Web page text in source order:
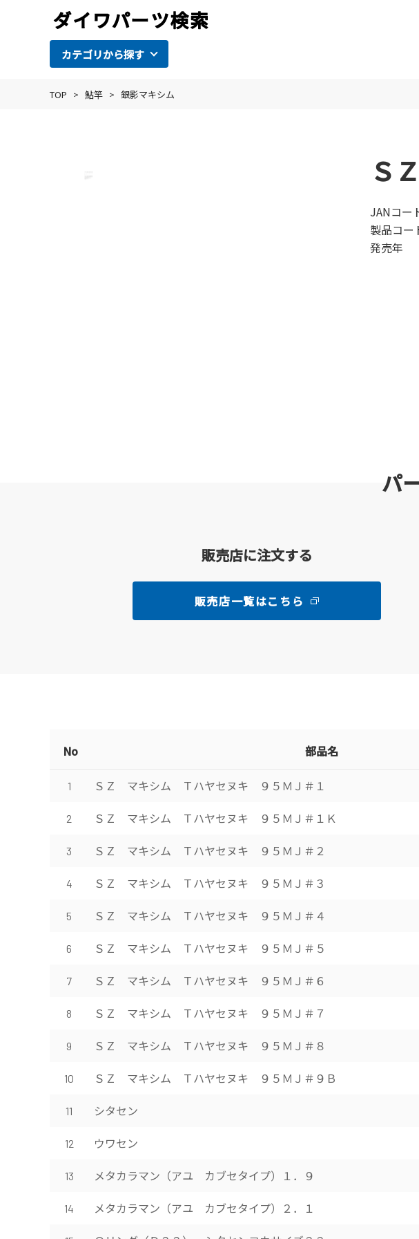
カテゴリから探す
TOP > 鮎竿 > 銀影マキシム
Ｓ
JANコー
製品コー
発売年
パ
販売店に注文する
販売店一覧はこちら
No 部品名
1 ＳＺ マキシム Ｔハヤセヌキ ９５ＭＪ＃１
2 ＳＺ マキシム Ｔハヤセヌキ ９５ＭＪ＃１Ｋ
3 ＳＺ マキシム Ｔハヤセヌキ ９５ＭＪ＃２
4 ＳＺ マキシム Ｔハヤセヌキ ９５ＭＪ＃３
5 ＳＺ マキシム Ｔハヤセヌキ ９５ＭＪ＃４
6 ＳＺ マキシム Ｔハヤセヌキ ９５ＭＪ＃５
7 ＳＺ マキシム Ｔハヤセヌキ ９５ＭＪ＃６
8 ＳＺ マキシム Ｔハヤセヌキ ９５ＭＪ＃７
9 ＳＺ マキシム Ｔハヤセヌキ ９５ＭＪ＃８
10 ＳＺ マキシム Ｔハヤセヌキ ９５ＭＪ＃９Ｂ
11 シタセン
12 ウワセン
13 メタカラマン（アユ カブセタイプ）１．９
14 メタカラマン（アユ カブセタイプ）２．１